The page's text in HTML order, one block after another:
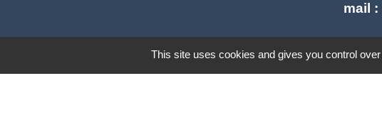
mail
This site uses cookies and gives you control